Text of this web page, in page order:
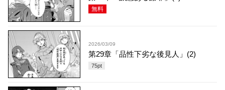
無料
2026/03/09
第29章「品性下劣な後見人」(2)
75pt